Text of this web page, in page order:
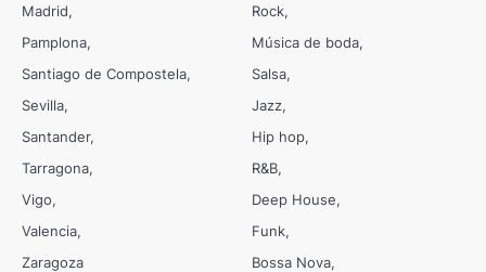
Madrid
Pamplona
Santiago de Compostela
Sevilla
Santander
Tarragona
Vigo
Valencia
Zaragoza
Rock
Música de boda
Salsa
Jazz
Hip hop
R&B
Deep House
Funk
Bossa Nova